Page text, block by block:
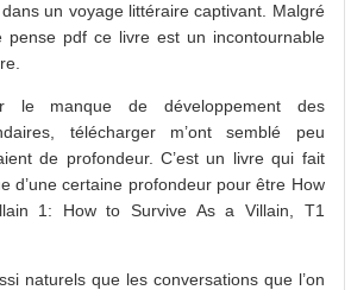
un voyage littéraire captivant. Malgré
pense pdf ce livre est un incontournable
le manque de développement des
télécharger m’ont semblé peu
de profondeur. C’est un livre qui fait
d’une certaine profondeur pour être How
1: How to Survive As a Villain, T1
naturels que les conversations que l’on